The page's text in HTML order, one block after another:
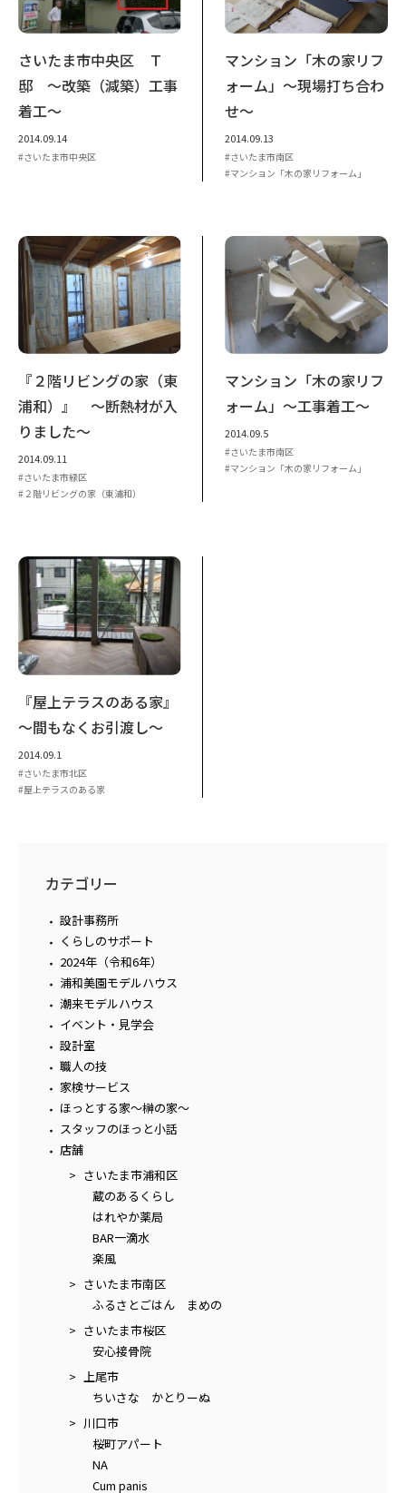
さいたま市中央区 Ｔ
邸 ～改築（減築）工事
着工～
2014.09.14
さいたま市中央区
マンション「木の家リフ
ォーム」～現場打ち合わ
せ～
2014.09.13
さいたま市南区
マンション「木の家リフォーム」
『２階リビングの家（東
浦和）』 ～断熱材が入
りました～
2014.09.11
さいたま市緑区
２階リビングの家（東浦和）
マンション「木の家リフ
ォーム」～工事着工～
2014.09.5
さいたま市南区
マンション「木の家リフォーム」
『屋上テラスのある家』
～間もなくお引渡し～
2014.09.1
さいたま市北区
屋上テラスのある家
カテゴリー
設計事務所
くらしのサポート
2024年（令和6年）
浦和美園モデルハウス
潮来モデルハウス
イベント・見学会
設計室
職人の技
家検サービス
ほっとする家～榊の家～
スタッフのほっと小話
店舗
さいたま市浦和区
蔵のあるくらし
はれやか薬局
BAR一滴水
楽風
さいたま市南区
ふるさとごはん まめの
さいたま市桜区
安心接骨院
上尾市
ちいさな かとりーぬ
川口市
桜町アパート
NA
Cum panis